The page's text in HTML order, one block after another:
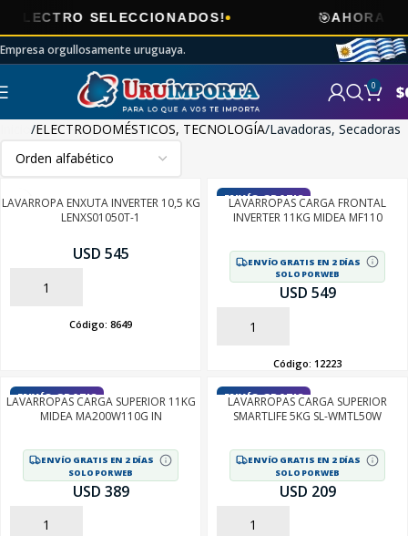
SELECCIONADOS! AHORAENVÍOS
Empresa orgullosamente uruguaya.
0 $
ELECTRODOMÉSTICOS, TECNOLOGÍA Lavadoras, Secadoras
LAVARROPA ENXUTA INVERTER 10,5 KG
LENXS01050T-1
USD 545
AÑADIR
Código: 8649
ENVÍO GRATIS
LAVARROPAS CARGA FRONTAL
INVERTER 11KG MIDEA MF110
ENVÍO GRATIS EN 2 DÍAS
SOLO POR WEB
USD 549
AÑADIR
Código: 12223
ENVÍO GRATIS
LAVARROPAS CARGA SUPERIOR 11KG
MIDEA MA200W110G IN
ENVÍO GRATIS EN 2 DÍAS
SOLO POR WEB
USD 389
AÑADIR
ENVÍO GRATIS
LAVARROPAS CARGA SUPERIOR
SMARTLIFE 5KG SL-WMTL50W
ENVÍO GRATIS EN 2 DÍAS
SOLO POR WEB
USD 209
AÑADIR